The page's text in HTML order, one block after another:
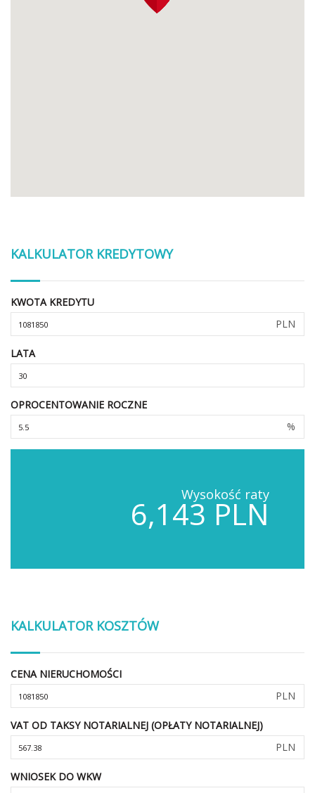
KALKULATOR KREDYTOWY
KWOTA KREDYTU
PLN
LATA
OPROCENTOWANIE ROCZNE
%
Wysokość raty
6,143 PLN
KALKULATOR KOSZTÓW
CENA NIERUCHOMOŚCI
PLN
VAT OD TAKSY NOTARIALNEJ (OPŁATY NOTARIALNEJ)
PLN
WNIOSEK DO WKW